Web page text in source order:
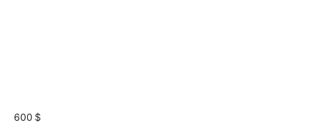
600 $